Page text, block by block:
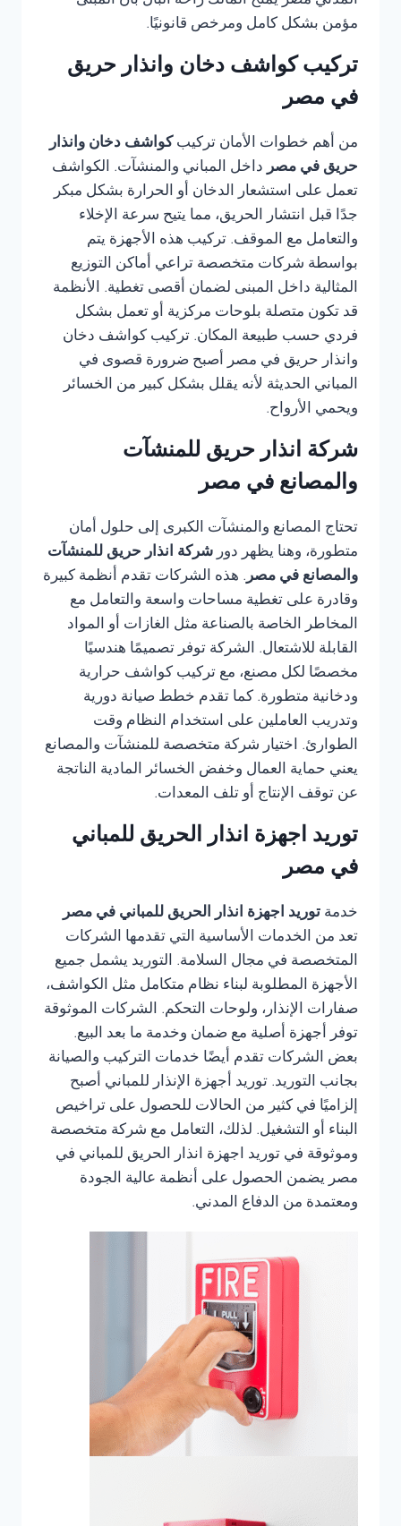
مؤمن بشكل كامل ومرخص قانونيًا.
تركيب كواشف دخان وانذار حريق
في مصر
من أهم خطوات الأمان تركيب كواشف دخان وانذار
حريق في مصر داخل المباني والمنشآت. الكواشف
تعمل على استشعار الدخان أو الحرارة بشكل مبكر
جدًا قبل انتشار الحريق، مما يتيح سرعة الإخلاء
والتعامل مع الموقف. تركيب هذه الأجهزة يتم
بواسطة شركات متخصصة تراعي أماكن التوزيع
المثالية داخل المبنى لضمان أقصى تغطية. الأنظمة
قد تكون متصلة بلوحات مركزية أو تعمل بشكل
فردي حسب طبيعة المكان. تركيب كواشف دخان
وانذار حريق في مصر أصبح ضرورة قصوى في
المباني الحديثة لأنه يقلل بشكل كبير من الخسائر
ويحمي الأرواح.
شركة انذار حريق للمنشآت
والمصانع في مصر
تحتاج المصانع والمنشآت الكبرى إلى حلول أمان
متطورة، وهنا يظهر دور شركة انذار حريق للمنشآت
والمصانع في مصر. هذه الشركات تقدم أنظمة كبيرة
وقادرة على تغطية مساحات واسعة والتعامل مع
المخاطر الخاصة بالصناعة مثل الغازات أو المواد
القابلة للاشتعال. الشركة توفر تصميمًا هندسيًا
مخصصًا لكل مصنع، مع تركيب كواشف حرارية
ودخانية متطورة. كما تقدم خطط صيانة دورية
وتدريب العاملين على استخدام النظام وقت
الطوارئ. اختيار شركة متخصصة للمنشآت والمصانع
يعني حماية العمال وخفض الخسائر المادية الناتجة
عن توقف الإنتاج أو تلف المعدات.
توريد اجهزة انذار الحريق للمباني
في مصر
خدمة توريد اجهزة انذار الحريق للمباني في مصر
تعد من الخدمات الأساسية التي تقدمها الشركات
المتخصصة في مجال السلامة. التوريد يشمل جميع
الأجهزة المطلوبة لبناء نظام متكامل مثل الكواشف،
صفارات الإنذار، ولوحات التحكم. الشركات الموثوقة
توفر أجهزة أصلية مع ضمان وخدمة ما بعد البيع.
بعض الشركات تقدم أيضًا خدمات التركيب والصيانة
بجانب التوريد. توريد أجهزة الإنذار للمباني أصبح
إلزاميًا في كثير من الحالات للحصول على تراخيص
البناء أو التشغيل. لذلك، التعامل مع شركة متخصصة
وموثوقة في توريد اجهزة انذار الحريق للمباني في
مصر يضمن الحصول على أنظمة عالية الجودة
ومعتمدة من الدفاع المدني.